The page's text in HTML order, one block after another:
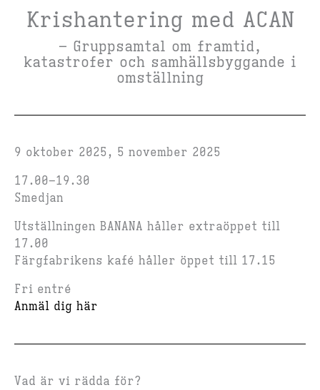
Krishantering med ACAN
– Gruppsamtal om framtid,
katastrofer och samhällsbyggande i
omställning
9 oktober 2025, 5 november 2025
17.00–19.30
Smedjan
Utställningen BANANA håller extraöppet till
17.00
Färgfabrikens kafé håller öppet till 17.15
Fri entré
Anmäl dig här
Vad är vi rädda för?